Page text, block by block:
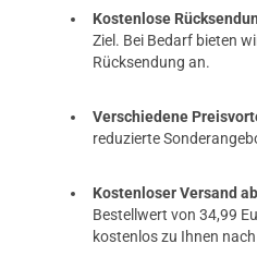
Kostenlose
Ziel. Bei Bedarf bieten
Rücksendung an.
Verschiedene
reduzierte
Kostenloser Versand
Bestellwert von 34,99
kostenlos zu Ihnen